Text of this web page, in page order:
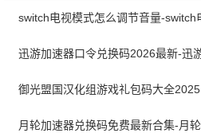
御光盟国汉化组游戏礼包码大全2025